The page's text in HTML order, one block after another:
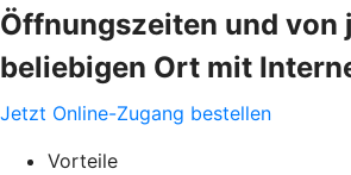
Öffnungszeiten und von
beliebigen Ort mit
Jetzt Online-Zugang bestellen
Vorteile